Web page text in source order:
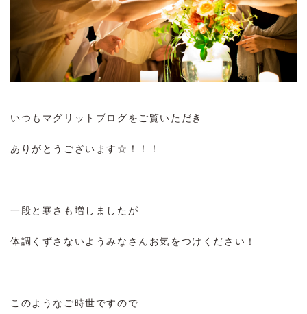
いつもマグリットブログをご覧いただき
ありがとうございます☆！！！
一段と寒さも増しましたが
体調くずさないようみなさんお気をつけください！
このようなご時世ですので